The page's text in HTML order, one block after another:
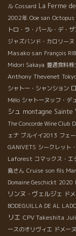
ル Cossard La Ferme
2002年 Ooe san Octopus
トロ・ラ・パール・デ・ザ
ジャズバンド・カロリーヌ
Masako san François
Midori Sakaya 豊通食料
Anthony Thevenet
シャトー・シャンション
Mélo シャトーヌッフ・デ
シュ montagne Sainte
The Concorde Wine Club
ェナ ブルイイ2013 フェ
GANIVETS シークレット
Laforest コマックス・エ
島さん Cruise son fils
Domaine Geschickt 2020
リンヌ・ヴェルジェ ド
BODEGUILLA DE AL
リエ CPV Takeshita
ースのオリヴィエ ドメー